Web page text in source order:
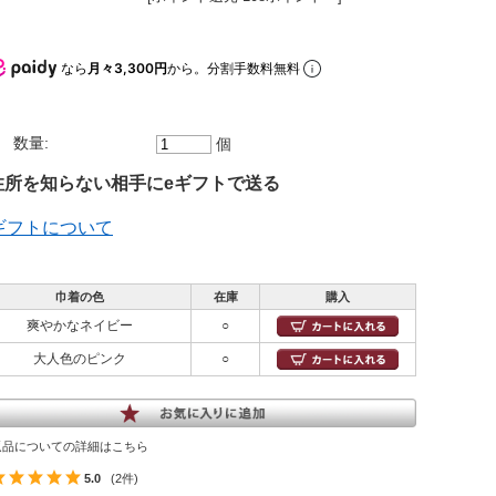
なら 月々3,300円から。分割手数料無料
数量: 個
を知らない相手にeギフトで送る
フトについて
巾着の色 在庫 購入
爽やかなネイビー ○
大人色のピンク ○
品についての詳細はこちら
5.0 (2件)